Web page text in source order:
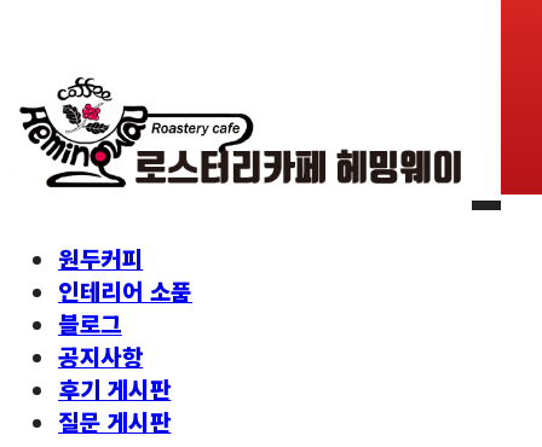
원두커피
인테리어 소품
블로그
공지사항
후기 게시판
질문 게시판